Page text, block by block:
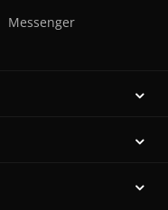
Messenger